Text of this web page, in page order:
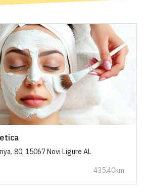
80, 15067 Novi Ligure AL
435.40km